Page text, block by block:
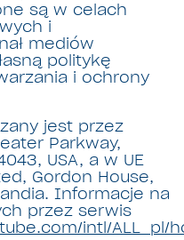
są w celach
i
mediów
politykę
i ochrony
jest przez
Parkway,
USA, a w UE
Gordon House,
Informacje na
przez serwis
intl/ALL_pl/